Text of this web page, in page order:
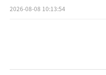
2026-08-08 10:13:54